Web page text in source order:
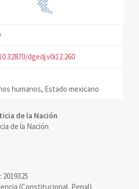
dgedj.v0i12.260
humanos, Estado mexicano
de la Nación
de la Nación
(Constitucional, Penal)